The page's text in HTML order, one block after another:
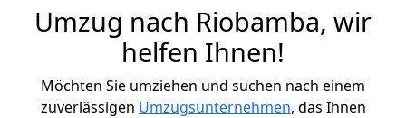
Umzug nach Riobamba, wir
helfen Ihnen!
Möchten Sie umziehen und suchen nach einem
zuverlässigen Umzugsunternehmen, das Ihnen